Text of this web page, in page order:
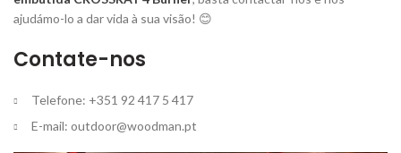
ajudámo-lo a dar vida à sua visão! 😊
Contate-nos
Telefone: +351 92 417 5 417
E-mail: outdoor@woodman.pt